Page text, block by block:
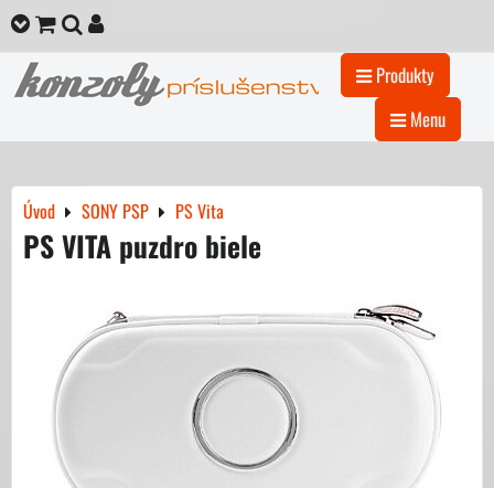
Produkty
Menu
Úvod SONY PSP PS Vita
PS VITA puzdro biele